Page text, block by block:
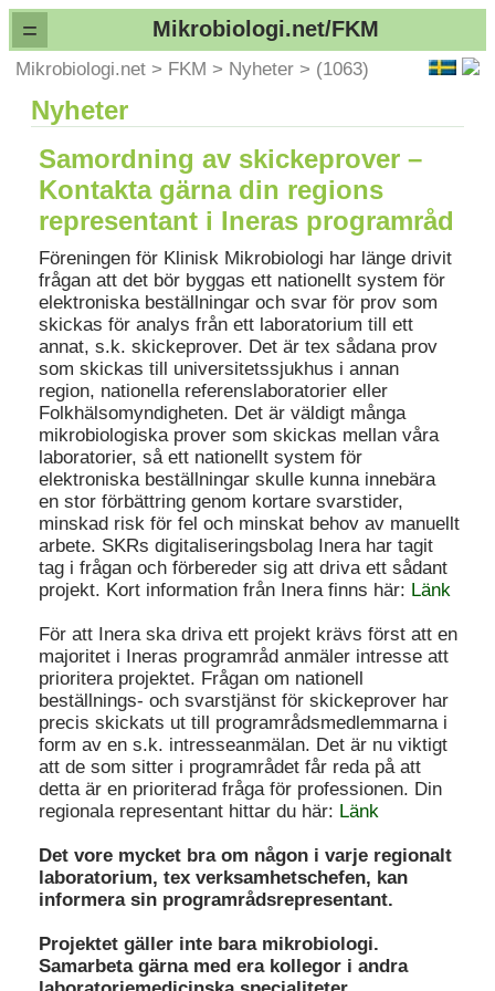
= Mikrobiologi.net/FKM
Mikrobiologi.net > FKM > Nyheter > (1063)
Nyheter
Samordning av skickeprover –
Kontakta gärna din regions
representant i Ineras programråd
Föreningen för Klinisk Mikrobiologi har länge drivit
frågan att det bör byggas ett nationellt system för
elektroniska beställningar och svar för prov som
skickas för analys från ett laboratorium till ett
annat, s.k. skickeprover. Det är tex sådana prov
som skickas till universitetssjukhus i annan
region, nationella referenslaboratorier eller
Folkhälsomyndigheten. Det är väldigt många
mikrobiologiska prover som skickas mellan våra
laboratorier, så ett nationellt system för
elektroniska beställningar skulle kunna innebära
en stor förbättring genom kortare svarstider,
minskad risk för fel och minskat behov av manuellt
arbete. SKRs digitaliseringsbolag Inera har tagit
tag i frågan och förbereder sig att driva ett sådant
projekt. Kort information från Inera finns här: Länk
För att Inera ska driva ett projekt krävs först att en
majoritet i Ineras programråd anmäler intresse att
prioritera projektet. Frågan om nationell
beställnings- och svarstjänst för skickeprover har
precis skickats ut till programrådsmedlemmarna i
form av en s.k. intresseanmälan. Det är nu viktigt
att de som sitter i programrådet får reda på att
detta är en prioriterad fråga för professionen. Din
regionala representant hittar du här: Länk
Det vore mycket bra om någon i varje regionalt
laboratorium, tex verksamhetschefen, kan
informera sin programrådsrepresentant.
Projektet gäller inte bara mikrobiologi.
Samarbeta gärna med era kollegor i andra